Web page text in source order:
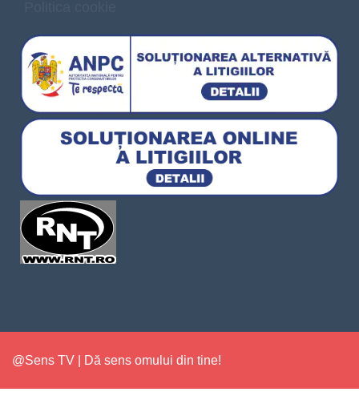
@Sens TV | Dă sens omului din tine!